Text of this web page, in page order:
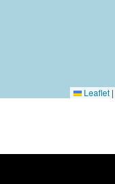
Leaflet |